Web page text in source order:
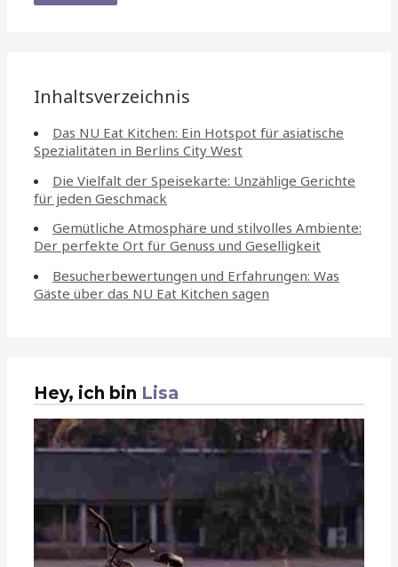
Inhaltsverzeichnis
Das NU Eat Kitchen: Ein Hotspot für asiatische
Spezialitäten in Berlins City West
Die Vielfalt der Speisekarte: Unzählige Gerichte
für jeden Geschmack
Gemütliche Atmosphäre und stilvolles Ambiente:
Der perfekte Ort für Genuss und Geselligkeit
Besucherbewertungen und Erfahrungen: Was
Gäste über das NU Eat Kitchen sagen
Hey, ich bin Lisa